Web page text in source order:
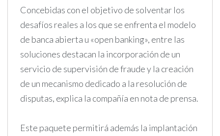
Concebidas con el objetivo de solventar los
desafíos reales a los que se enfrenta el modelo
de banca abierta u «open banking», entre las
soluciones destacan la incorporación de un
servicio de supervisión de fraude y la creación
de un mecanismo dedicado a la resolución de
disputas, explica la compañía en nota de prensa.
Este paquete permitirá además la implantación